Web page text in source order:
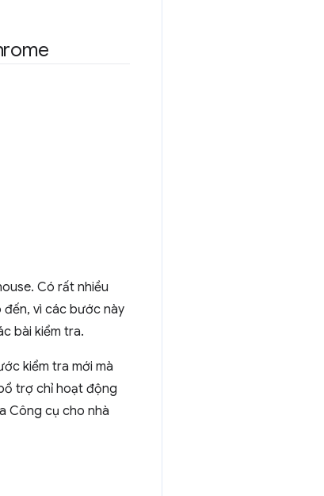
Có rất nhiều
vì các bước này
bài kiểm tra.
kiểm tra mới mà
trợ chỉ hoạt động
Công cụ cho nhà